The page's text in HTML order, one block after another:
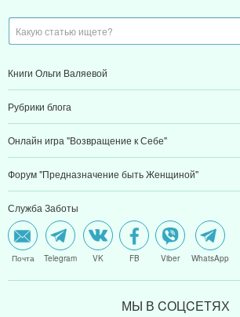
Книги Ольги Валяевой
Рубрики блога
Онлайн игра "Возвращение к Себе"
Форум "Предназначение быть Женщиной"
Служба Заботы
Почта Telegram VK FB Viber WhatsApp
МЫ В CОЦCЕТЯХ